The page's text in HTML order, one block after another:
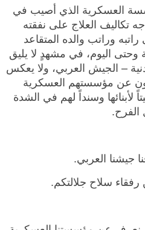
العسكرية الذي أصيب في
تكاليف العلاج على نفقته
وراتب والده المتقاعد
اليوم، في مشهدٍ لا يليق
– الجيش العربي، ولا يعكس
عن مؤسستهم العسكرية
لأبنائها وسنداً لهم في الشدة
الفرح.
جيشنا العربي.
رفقاء سلاح جلالتكم.